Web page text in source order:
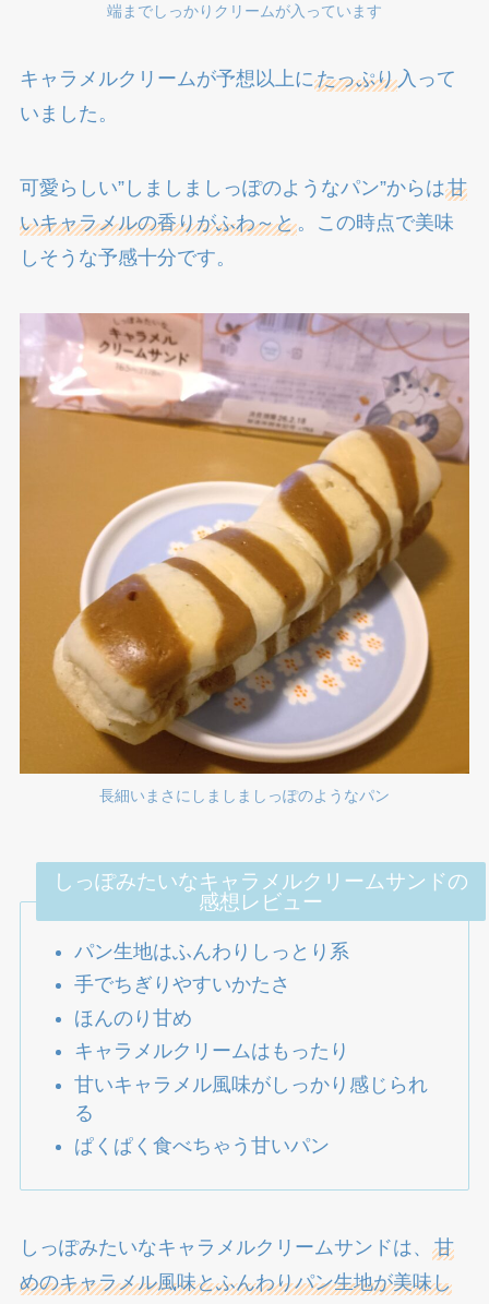
端までしっかりクリームが入っています
キャラメルクリームが予想以上にたっぷり入って
いました。
可愛らしい”しましましっぽのようなパン”からは甘
いキャラメルの香りがふわ～と。この時点で美味
しそうな予感十分です。
長細いまさにしましましっぽのようなパン
しっぽみたいなキャラメルクリームサンドの
感想レビュー
パン生地はふんわりしっとり系
手でちぎりやすいかたさ
ほんのり甘め
キャラメルクリームはもったり
甘いキャラメル風味がしっかり感じられ
る
ぱくぱく食べちゃう甘いパン
しっぽみたいなキャラメルクリームサンドは、 甘
めのキャラメル風味とふんわりパン生地が美味し